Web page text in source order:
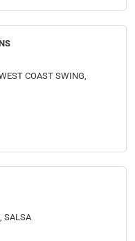
COAST SWING,
SALSA